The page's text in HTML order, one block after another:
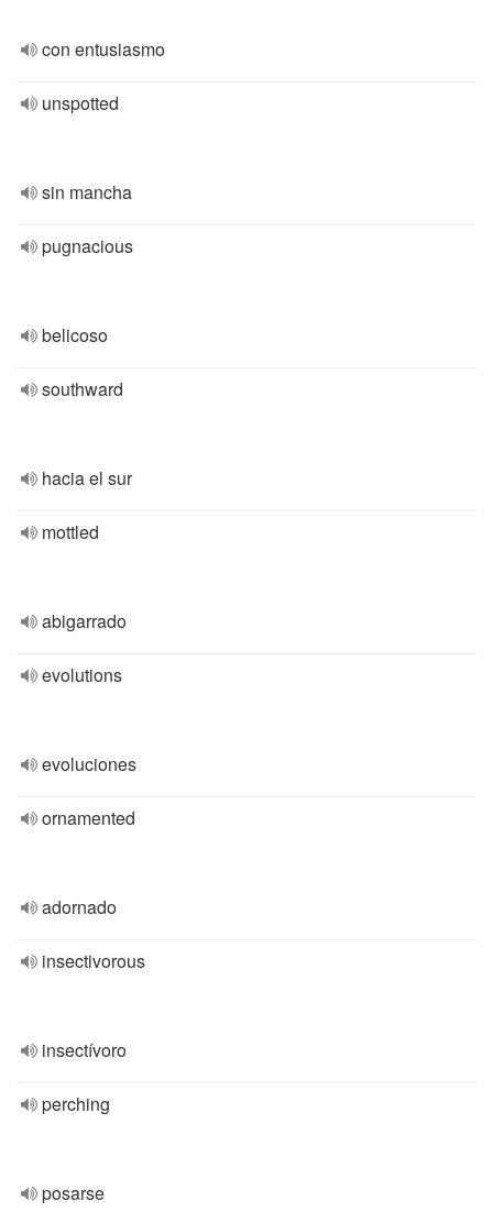
con entusiasmo
unspotted
sin mancha
pugnacious
belicoso
southward
hacia el sur
mottled
abigarrado
evolutions
evoluciones
ornamented
adornado
insectivorous
insectívoro
perching
posarse